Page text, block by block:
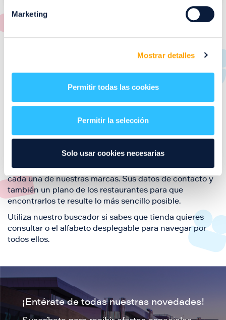
Marketing
Mostrar detalles
Permitir todas las cookies
Permitir la selección
Solo usar cookies necesarias
restaurantes de Puerto Venecia. Descubre las mejores
restaurantes de la ciudad de Zaragoza y disfruta
tu visita.
El este directorio de restaurantes de Puerto Venecia
podrás encontrar toda la información necesaria de
cada una de nuestras marcas. Sus datos de contacto y
también un plano de los restaurantes para que
encontrarlos te resulte lo más sencillo posible.
Utiliza nuestro buscador si sabes que tienda quieres
consultar o el alfabeto desplegable para navegar por
todos ellos.
¡Entérate de todas nuestras novedades!